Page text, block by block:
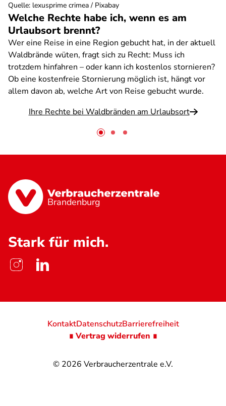
Welche Rechte habe ich, wenn es am
Urlaubsort brennt?
Wer eine Reise in eine Region gebucht hat, in der aktuell
Waldbrände wüten, fragt sich zu Recht: Muss ich
trotzdem hinfahren – oder kann ich kostenlos stornieren?
Ob eine kostenfreie Stornierung möglich ist, hängt vor
allem davon ab, welche Art von Reise gebucht wurde.
Ihre Rechte bei Waldbränden am Urlaubsort
Quelle: lexusprime crimea / Pixabay
Brandenburg
Stark für mich.
© 2026 Verbraucherzentrale e.V.
KontaktDatenschutzBarrierefreiheit
∎ Vertrag widerrufen ∎